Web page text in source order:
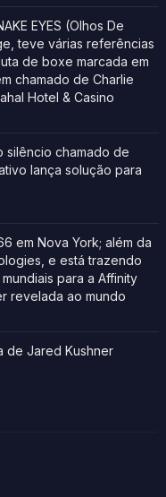
EYES (Olhos De
teve várias referências
de boxe marcada em
chamado de Charlie
Hotel & Casino
silêncio chamado de
lança solução para
em Nova York; além da
e está trazendo
para a Affinity
revelada ao mundo
de Jared Kushner